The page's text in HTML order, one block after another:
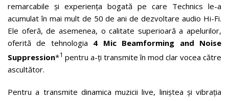
remarcabile și experiența bogată pe care Technics le-a
acumulat în mai mult de 50 de ani de dezvoltare audio Hi-Fi.
Ele oferă, de asemenea, o calitate superioară a apelurilor,
oferită de tehnologia 4 Mic Beamforming and Noise
Suppression*1 pentru a-ți transmite în mod clar vocea către
ascultător.
Pentru a transmite dinamica muzicii live, liniștea și vibrația